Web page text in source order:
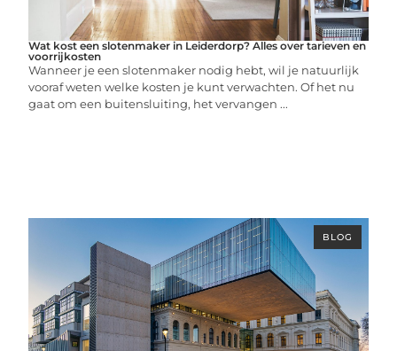
Wat kost een slotenmaker in Leiderdorp? Alles over tarieven en
voorrijkosten
Wanneer je een slotenmaker nodig hebt, wil je natuurlijk
vooraf weten welke kosten je kunt verwachten. Of het nu
gaat om een buitensluiting, het vervangen ...
BLOG